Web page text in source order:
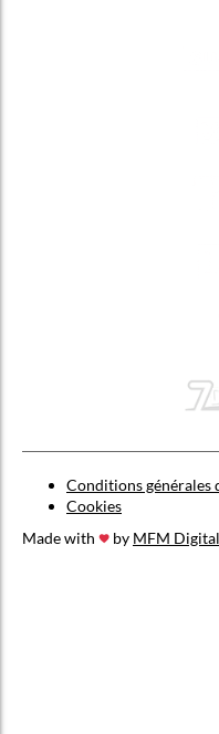
Conditions générales
Cookies
Made with
by MFM Digital